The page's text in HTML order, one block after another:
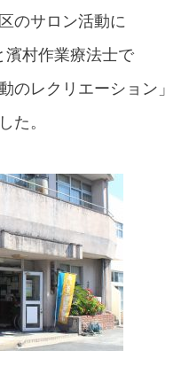
のサロン活動に
濱村作業療法士で
のレクリエーション」
た。